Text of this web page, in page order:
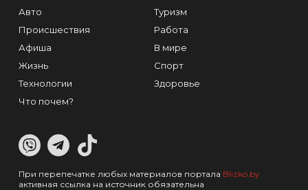
Авто
Происшествия
Афиша
Жизнь
Технологии
Что почем?
Туризм
Работа
В мире
Спорт
Здоровье
При перепечатке любых материалов портала Blizko.by
активная ссылка на источник обязательна